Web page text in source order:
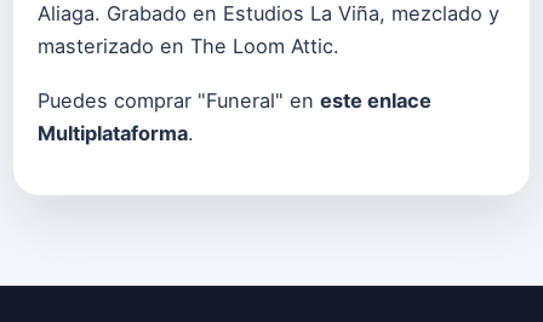
Aliaga. Grabado en Estudios La Viña, mezclado y
masterizado en The Loom Attic.
Puedes comprar "Funeral" en este enlace
Multiplataforma.